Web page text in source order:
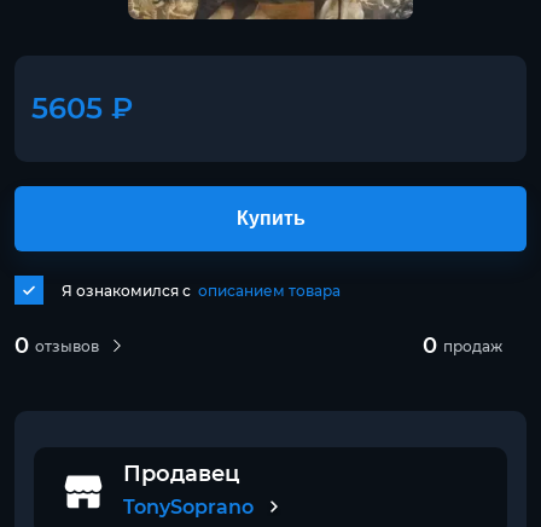
5605 ₽
0 отзывов 0 продаж
Я ознакомился с описанием товара
Купить
Продавец
TonySoprano